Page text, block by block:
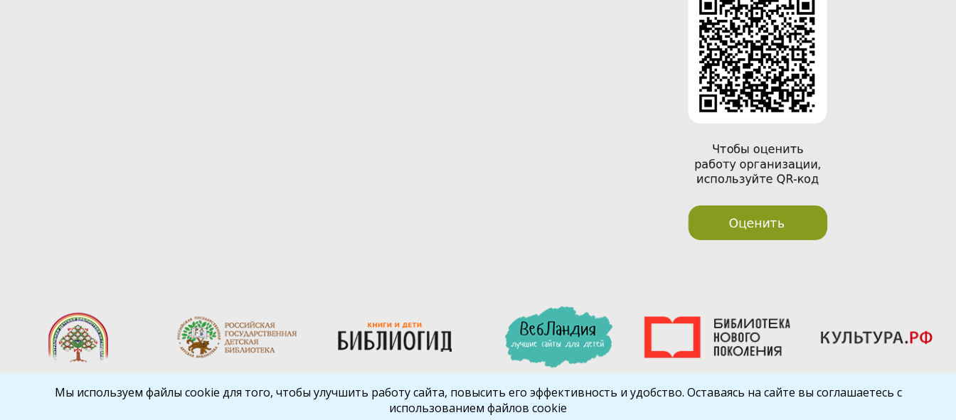
Библиокрай
Мы используем файлы cookie для того, чтобы улучшить работу сайта, повысить его эффективность и удобство. Оставаясь на сайте вы соглашаетесь с
использованием файлов cookie